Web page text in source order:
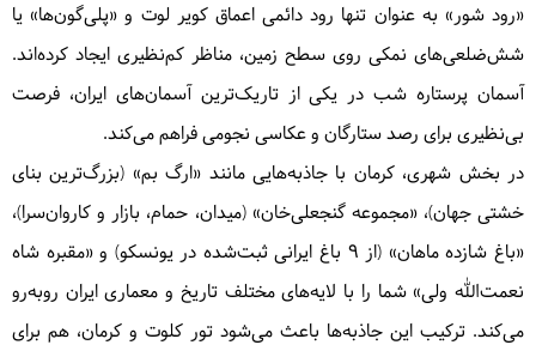
«رود شور» به عنوان تنها رود دائمی اعماق کویر لوت و «پلی‌گون‌ها» یا
شش‌ضلعی‌های نمکی روی سطح زمین، مناظر کم‌نظیری ایجاد کرده‌اند.
آسمان پرستاره شب در یکی از تاریک‌ترین آسمان‌های ایران، فرصت
بی‌نظیری برای رصد ستارگان و عکاسی نجومی فراهم می‌کند.
در بخش شهری، کرمان با جاذبه‌هایی مانند «ارگ بم» (بزرگ‌ترین بنای
خشتی جهان)، «مجموعه گنجعلی‌خان» (میدان، حمام، بازار و کاروان‌سرا)،
«باغ شازده ماهان» (از ۹ باغ ایرانی ثبت‌شده در یونسکو) و «مقبره شاه
نعمت‌الله ولی» شما را با لایه‌های مختلف تاریخ و معماری ایران روبه‌رو
می‌کند. ترکیب این جاذبه‌ها باعث می‌شود تور کلوت و کرمان، هم برای